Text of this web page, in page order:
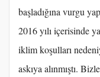
başladığına vurgu
2016 yılı içerisinde
iklim koşulları
askıya alınmıştı.